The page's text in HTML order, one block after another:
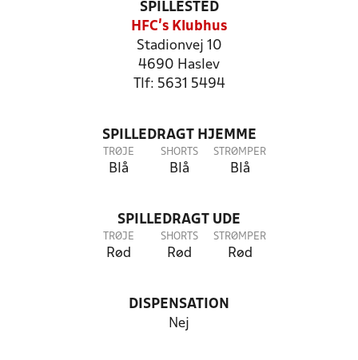
SPILLESTED
HFC's Klubhus
Stadionvej 10
4690 Haslev
Tlf: 5631 5494
SPILLEDRAGT HJEMME
TRØJE
Blå
SHORTS
Blå
STRØMPER
Blå
SPILLEDRAGT UDE
TRØJE
Rød
SHORTS
Rød
STRØMPER
Rød
DISPENSATION
Nej